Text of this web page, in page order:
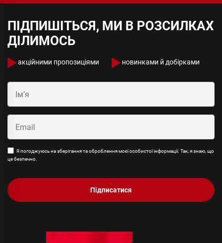
ПІДПИШІТЬСЯ, МИ В РОЗСИЛКАХ
ДІЛИМОСЬ
акційними пропозиціями новинками й добірками
Я погоджуюсь на зберігання та оброблення моєї особистої інформації. Так, я знаю, що
це безпечно.
Підписатися